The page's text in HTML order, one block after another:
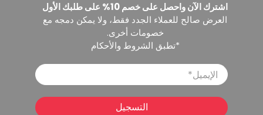
اشترك الآن واحصل على خصم 10% على طلبك الأول
العرض صالح للعملاء الجدد فقط، ولا يمكن دمجه مع
خصومات أخرى.
*تطبق الشروط والأحكام
الإيميل
التسجيل